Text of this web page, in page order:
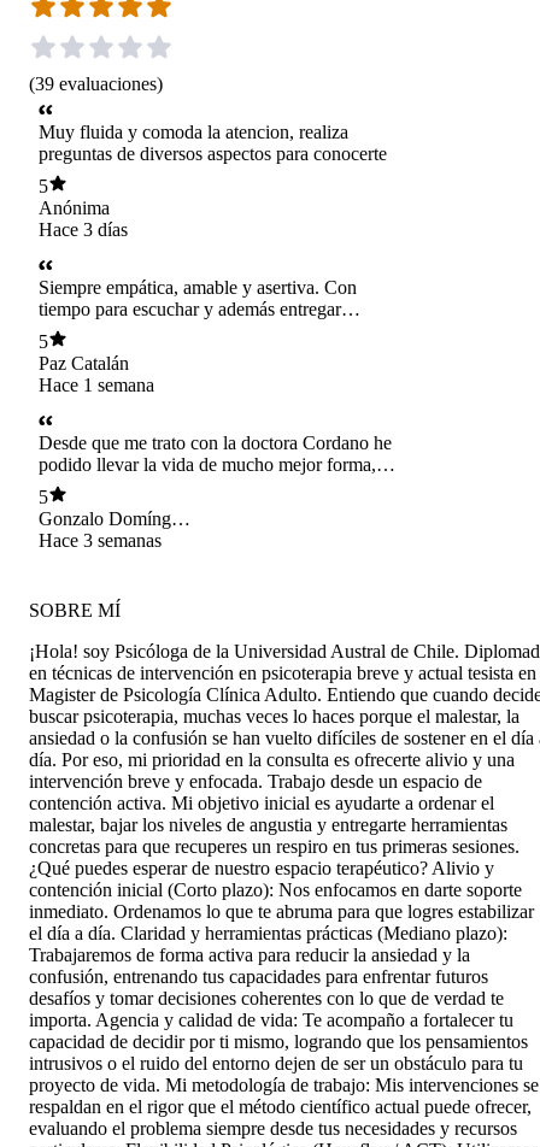
(39 evaluaciones)
Muy fluida y comoda la atencion, realiza
preguntas de diversos aspectos para conocerte
5
Anónima
Hace 3 días
Siempre empática, amable y asertiva. Con
tiempo para escuchar y además entregar
excelentes datos sobre lectura.
5
Paz Catalán
Hace 1 semana
Desde que me trato con la doctora Cordano he
podido llevar la vida de mucho mejor forma,
sobre todo después de un período complejo. Un
trato muy cordial en cada sesión. Muy
recomendable.
5
Gonzalo Domínguez
Quezada
Hace 3 semanas
SOBRE MÍ
¡Hola! soy Psicóloga de la Universidad Austral de Chile.
en técnicas de intervención en psicoterapia breve y actual tesista en
Magister de Psicología Clínica Adulto. Entiendo que cuando
buscar psicoterapia, muchas veces lo haces porque el malestar, la
ansiedad o la confusión se han vuelto difíciles de sostener en el día
día. Por eso, mi prioridad en la consulta es ofrecerte alivio y una
intervención breve y enfocada. Trabajo desde un espacio de
contención activa. Mi objetivo inicial es ayudarte a ordenar el
malestar, bajar los niveles de angustia y entregarte herramientas
concretas para que recuperes un respiro en tus primeras sesiones.
¿Qué puedes esperar de nuestro espacio terapéutico? Alivio y
contención inicial (Corto plazo): Nos enfocamos en darte soporte
inmediato. Ordenamos lo que te abruma para que logres estabilizar
el día a día. Claridad y herramientas prácticas (Mediano plazo):
Trabajaremos de forma activa para reducir la ansiedad y la
confusión, entrenando tus capacidades para enfrentar futuros
desafíos y tomar decisiones coherentes con lo que de verdad te
importa. Agencia y calidad de vida: Te acompaño a fortalecer tu
capacidad de decidir por ti mismo, logrando que los pensamientos
intrusivos o el ruido del entorno dejen de ser un obstáculo para tu
proyecto de vida. Mi metodología de trabajo: Mis intervenciones se
respaldan en el rigor que el método científico actual puede ofrecer,
evaluando el problema siempre desde tus necesidades y recursos